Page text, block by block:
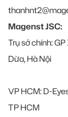
Magenst JSC:
Trụ sở chính:
Dừa, Hà Nội
VP HCM: D-
TP HCM